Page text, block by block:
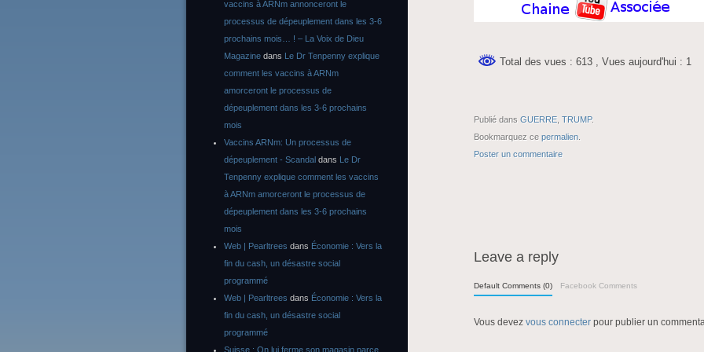
Total des vues : 613 , Vues aujourd'hui : 1
Publié dans GUERRE TRUMP.
Bookmarquez ce permalien
Poster un commentaire
Leave a reply
Default Comments (0) Facebook Comments
Vous devez vous connecter pour publier un
vaccins à ARNm annonceront le
processus de dépeuplement dans les 3-6
prochains mois… ! – La Voix de Dieu
Magazine dans Le Dr Tenpenny explique
comment les vaccins à ARNm
amorceront le processus de
dépeuplement dans les 3-6 prochains
mois
Vaccins ARNm: Un processus de
dépeuplement - Scandal dans Le Dr
Tenpenny explique comment les vaccins
à ARNm amorceront le processus de
dépeuplement dans les 3-6 prochains
mois
Web | Pearltrees dans Économie : Vers la
fin du cash, un désastre social
programmé
Web | Pearltrees dans Économie : Vers la
fin du cash, un désastre social
programmé
Suisse : On lui ferme son magasin parce